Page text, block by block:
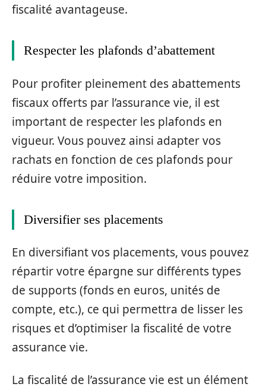
fiscalité avantageuse.
Respecter les plafonds d’abattement
Pour profiter pleinement des abattements
fiscaux offerts par l’assurance vie, il est
important de respecter les plafonds en
vigueur. Vous pouvez ainsi adapter vos
rachats en fonction de ces plafonds pour
réduire votre imposition.
Diversifier ses placements
En diversifiant vos placements, vous pouvez
répartir votre épargne sur différents types
de supports (fonds en euros, unités de
compte, etc.), ce qui permettra de lisser les
risques et d’optimiser la fiscalité de votre
assurance vie.
La fiscalité de l’assurance vie est un élément